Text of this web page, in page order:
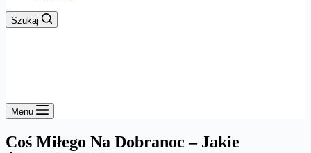
Szukaj
Menu
Coś Miłego Na Dobranoc – Jakie